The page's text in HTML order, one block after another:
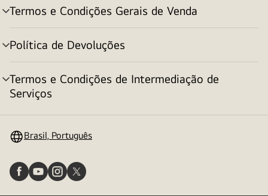
Termos e Condições Gerais de Venda
alternar
menu
Política de Devoluções
alternar
menu
Termos e Condições de Intermediação de
Serviços
alternar
Brasil, Português